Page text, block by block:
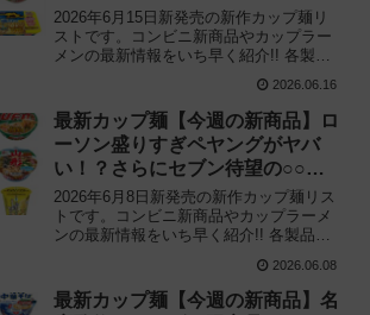
ば」も見逃せない！
2026年6月15日新発売の新作カップ麺リ
ストです。コンビニ新商品やカップラー
メンの最新情報をいち早く紹介!! 各製品
の特徴解説と独自入手したメーカー未公
開の新作情報もありますので、カップ麺
の新商品が気になる方はご活用くださ
い。
2026.06.16
最新カップ麺【今週の新商品】ロ
ーソン盛りすぎペヤングがヤバ
い！？さらにセブン待望の○○な
ど注目の新作まとめ！
2026年6月8日新発売の新作カップ麺リス
トです。コンビニ新商品やカップラーメ
ンの最新情報をいち早く紹介!! 各製品の
の新作情報もありますので、カップ麺の
新商品が気になる方はご活用ください。
2026.06.08
最新カップ麺【今週の新商品】名